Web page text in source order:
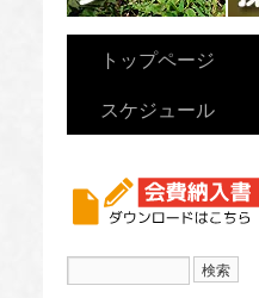
トップページ
スケジュール